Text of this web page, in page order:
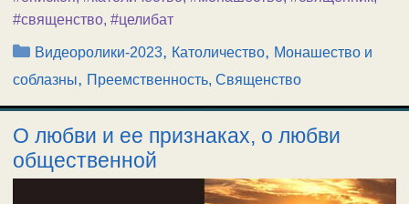
#священство, #целибат
Рубрики
Видеоролики-2023, Католичество, Монашество и
соблазны, Преемственность, Священство
О любви и ее признаках, о любви
общественной